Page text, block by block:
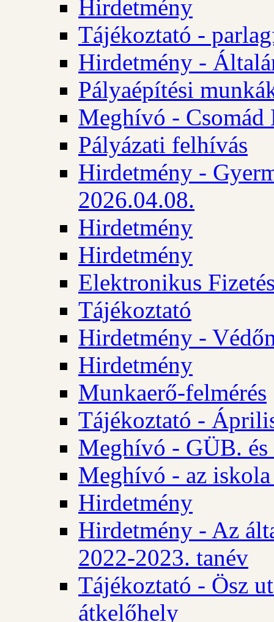
Hirdetmény
Tájékoztató -
Hirdetmény -
Pályaépítési
Meghívó - Csomád
Pályázati felhívás
Hirdetmény -
2026.04.08.
Hirdetmény
Hirdetmény
Elektronikus
Tájékoztató
Hirdetmény -
Hirdetmény
Munkaerő-felmérés
Tájékoztató -
Meghívó - GÜB.
Meghívó - az iskola
Hirdetmény
Hirdetmény - Az
2022-2023. tanév
Tájékoztató - Ösz
átkelőhely